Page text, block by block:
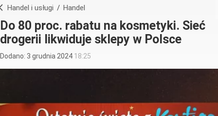
Handel i usługi / Handel
Do 80 proc. rabatu na kosmetyki. Sieć
drogerii likwiduje sklepy w Polsce
Dodano: 3 grudnia 2024 18:25